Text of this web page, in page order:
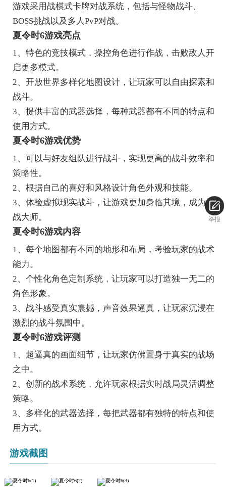
游戏采用战棋式卡牌对战系统，包括与怪物战斗、
BOSS挑战以及多人PvP对战。
夏令时6游戏亮点
1、特色的竞技模式，操控角色进行作战，击败敌人开
启更多模式。
2、开放世界多样化地图设计，让玩家可以自由探索和
战斗。
3、提供丰富的武器选择，每种武器都有不同的特点和
使用方式。
夏令时6游戏优势
1、可以与好友组队进行战斗，实现更高的战斗效率和
策略性。
2、根据自己的喜好和风格设计角色外观和技能。
3、体验虚拟现实战斗，让游戏更加身临其境，成为枪
战大师。
夏令时6游戏内容
1、每个地图都有不同的地形和布局，考验玩家的战术
能力。
2、个性化角色定制系统，让玩家可以打造独一无二的
角色形象。
3、战斗感受真实震撼，声音效果逼真，让玩家沉浸在
激烈的战斗氛围中。
夏令时6游戏评测
1、超逼真的画面细节，让玩家仿佛置身于真实的战场
之中。
2、创新的战术系统，允许玩家根据实时战局灵活调整
策略。
3、多样化的武器选择，每把武器都有独特的特点和使
用方式。
游戏截图
举报